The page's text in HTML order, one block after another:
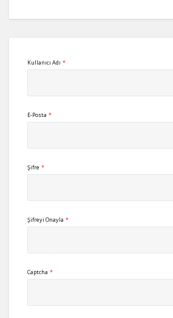
Kullanıcı Adı *
E-Posta *
Şifre *
Şifreyi Onayla *
Captcha *